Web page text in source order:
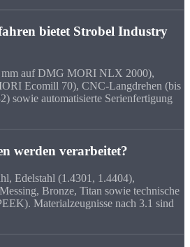
bietet Strobel Industry
auf DMG MORI NLX 2000),
Ecomill 70), CNC-Langdrehen (bis
sowie automatisierte Serienfertigung
werden verarbeitet?
Edelstahl (1.4301, 1.4404),
Bronze, Titan sowie technische
Materialzeugnisse nach 3.1 sind